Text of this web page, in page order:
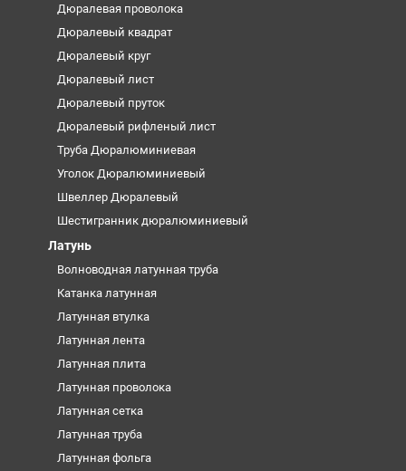
Дюралевая проволока
Дюралевый квадрат
Дюралевый круг
Дюралевый лист
Дюралевый пруток
Дюралевый рифленый лист
Труба Дюралюминиевая
Уголок Дюралюминиевый
Швеллер Дюралевый
Шестигранник дюралюминиевый
Латунь
Волноводная латунная труба
Катанка латунная
Латунная втулка
Латунная лента
Латунная плита
Латунная проволока
Латунная сетка
Латунная труба
Латунная фольга